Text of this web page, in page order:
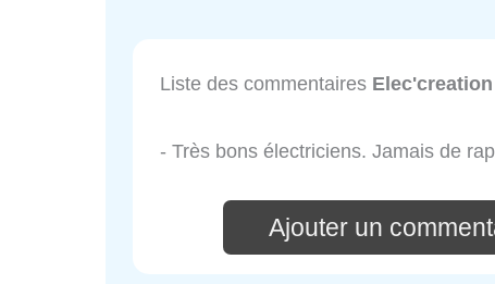
Liste des commentaires Elec'creation
- Très bons électriciens. Jamais de
Ajouter un